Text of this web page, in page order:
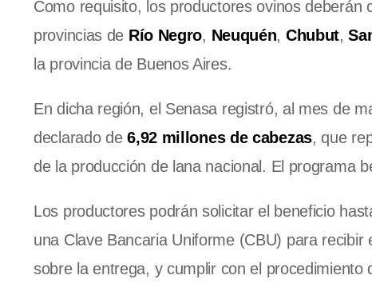
Como requisito, los productores ovinos
provincias de Río Negro, Neuquén, Chubut,
la provincia de Buenos Aires.
En dicha región, el Senasa registró, al mes de
declarado de6,92 millones de cabezas, que
de la producción de lana nacional. El programa
Los productores podrán solicitar el beneficio
una Clave Bancaria Uniforme (CBU) para
sobre la entrega, y cumplir con el